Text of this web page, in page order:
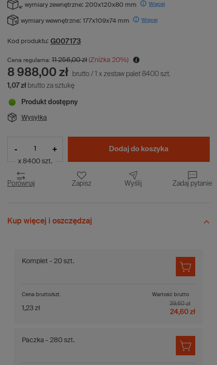
wymiary zewnętrzne: 200x120x80 mm Więcej
wymiary wewnętrzne: 177x109x74 mm Więcej
Kod produktu: G007173
Cena regularna: 11 256,00 zł (Zniżka 20%)
8 988,00 zł brutto / 1 x zestaw palet 8400 szt.
1,07 zł brutto za sztukę
Produkt dostępny
Wysyłka
- +
x 8400 szt.
Dodaj do koszyka
Porównaj Zapisz Wyślij Zadaj pytanie
Kup więcej i oszczędzaj
Komplet - 20 szt.
Cena brutto/szt.
1,23 zł
Wartość brutto
24,60 zł
39,60 zł
Paczka - 280 szt.